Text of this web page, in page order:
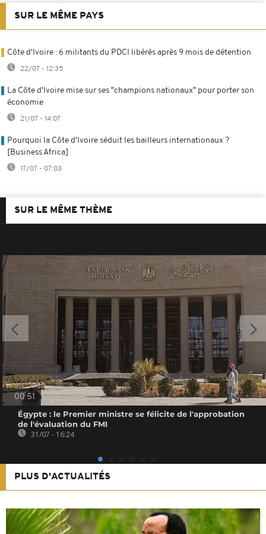
SUR LE MÊME PAYS
Côte d'Ivoire : 6 militants du PDCI libérés après 9 mois de détention
22/07 - 12:35
La Côte d'Ivoire mise sur ses "champions nationaux" pour porter son
économie
21/07 - 14:07
Pourquoi la Côte d'Ivoire séduit les bailleurs internationaux ?
[Business Africa]
17/07 - 07:03
SUR LE MÊME THÈME
00:51
Égypte : le Premier ministre se félicite de l'approbation
de l'évaluation du FMI
31/07 - 16:24
PLUS D'ACTUALITÉS